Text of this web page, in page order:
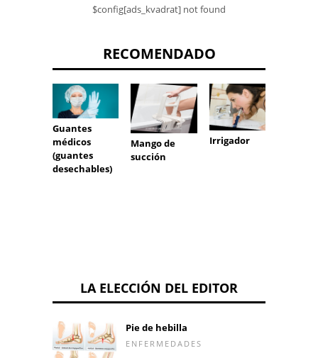
$config[ads_kvadrat] not found
RECOMENDADO
Guantes
médicos
(guantes
desechables)
Mango de
succión
Irrigador
LA ELECCIÓN DEL EDITOR
Pie de hebilla
ENFERMEDADES